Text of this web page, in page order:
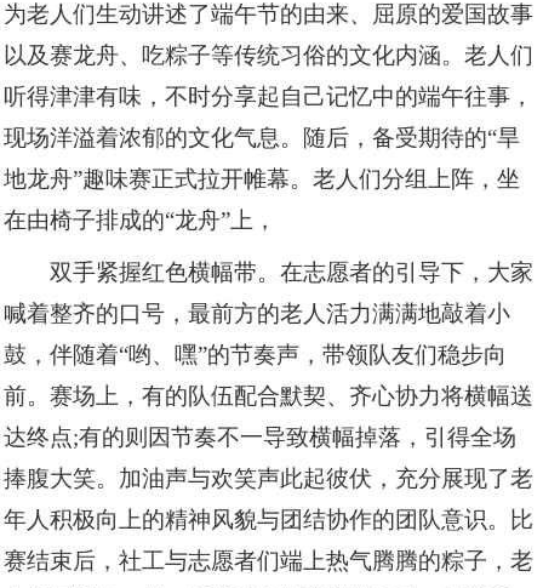
为老人们生动讲述了端午节的由来、屈原的爱国故事
以及赛龙舟、吃粽子等传统习俗的文化内涵。老人们
听得津津有味，不时分享起自己记忆中的端午往事，
现场洋溢着浓郁的文化气息。随后，备受期待的“旱
地龙舟”趣味赛正式拉开帷幕。老人们分组上阵，坐
在由椅子排成的“龙舟”上，
双手紧握红色横幅带。在志愿者的引导下，大家
喊着整齐的口号，最前方的老人活力满满地敲着小
鼓，伴随着“哟、嘿”的节奏声，带领队友们稳步向
前。赛场上，有的队伍配合默契、齐心协力将横幅送
达终点;有的则因节奏不一导致横幅掉落，引得全场
捧腹大笑。加油声与欢笑声此起彼伏，充分展现了老
年人积极向上的精神风貌与团结协作的团队意识。比
赛结束后，社工与志愿者们端上热气腾腾的粽子，老